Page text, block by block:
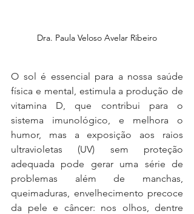
Dra. Paula Veloso Avelar Ribeiro
O sol é essencial para a nossa saúde
física e mental, estimula a produção de
vitamina D, que contribui para o
sistema imunológico, e melhora o
humor, mas a exposição aos raios
ultravioletas (UV) sem proteção
adequada pode gerar uma série de
problemas além de manchas,
queimaduras, envelhecimento precoce
da pele e câncer: nos olhos, dentre